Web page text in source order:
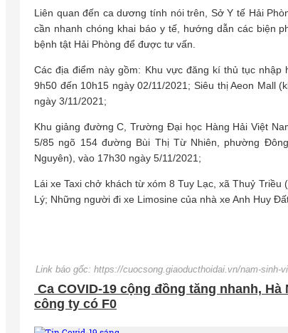
Liên quan đến ca dương tính nói trên, Sở Y tế Hải
cần nhanh chóng khai báo y tế, hướng dẫn các biện
bệnh tật Hải Phòng để được tư vấn.
Các địa điểm này gồm: Khu vực đăng kí thủ tục
9h50 đến 10h15 ngày 02/11/2021; Siêu thị Aeon Mall
ngày 3/11/2021;
Khu giảng đường C, Trường Đại học Hàng Hải Việt
5/85 ngõ 154 đường Bùi Thị Từ Nhiên, phường
Nguyên), vào 17h30 ngày 5/11/2021;
Lái xe Taxi chở khách từ xóm 8 Tuy Lạc, xã Thuỷ
Lý; Những người đi xe Limosine của nhà xe Anh Huy
Link báo gốc: https://cuocsong.giaoducthoidai.vn/nam-sinh-
Ca COVID-19 cộng đồng tăng nhanh,
công ty có F0